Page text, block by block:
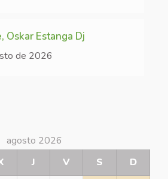
Oskar Estanga Dj
de 2026
agosto 2026
J V S
D